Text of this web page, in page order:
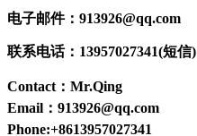
电子邮件：913926@qq.com
联系电话：13957027341(短信)
Contact：Mr.Qing
Email：913926@qq.com
Phone:+8613957027341